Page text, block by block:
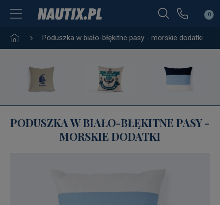
0
Poduszka w biało-błękitne pasy - morskie dodatki
PODUSZKA W BIAŁO-BŁĘKITNE PASY -
MORSKIE DODATKI